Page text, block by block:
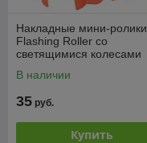
Накладные мини-ролики
Flashing Roller со
светящимися колесами
В наличии
35 руб.
Купить